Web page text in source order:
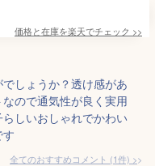
価格と在庫を楽天でチェック >>
しょうか？透け感があ
ので通気性が良く実用
しいおしゃれでかわい
全てのおすすめコメント (1件) >